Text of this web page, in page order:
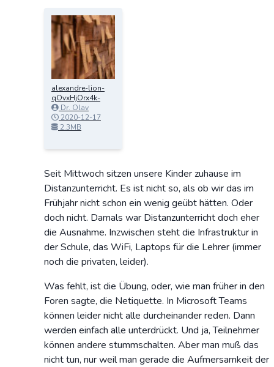
alexandre-lion-
qOvxHjOrx4k-
unsplash.jpeg
Dr. Olav
Schettler
2020-12-17
17:19:31
2.3MB
Seit Mittwoch sitzen unsere Kinder zuhause im
Distanzunterricht. Es ist nicht so, als ob wir das im
Frühjahr nicht schon ein wenig geübt hätten. Oder
doch nicht. Damals war Distanzunterricht doch eher
die Ausnahme. Inzwischen steht die Infrastruktur in
der Schule, das WiFi, Laptops für die Lehrer (immer
noch die privaten, leider).
Was fehlt, ist die Übung, oder, wie man früher in den
Foren sagte, die Netiquette. In Microsoft Teams
können leider nicht alle durcheinander reden. Dann
werden einfach alle unterdrückt. Und ja, Teilnehmer
können andere stummschalten. Aber man muß das
nicht tun, nur weil man gerade die Aufmersamkeit der